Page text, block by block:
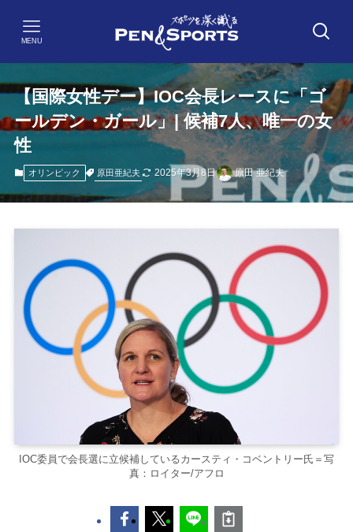
MENU
【国際女性デー】IOC会長レースに「ゴ
ールデン・ガール」| 候補7人、唯一の女
性
オリンピック 原田亜紀夫 2025年3月8日 原田 亜紀夫
IOC委員で会長選に立候補しているカースティ・コベントリー氏＝写
真：ロイター/アフロ